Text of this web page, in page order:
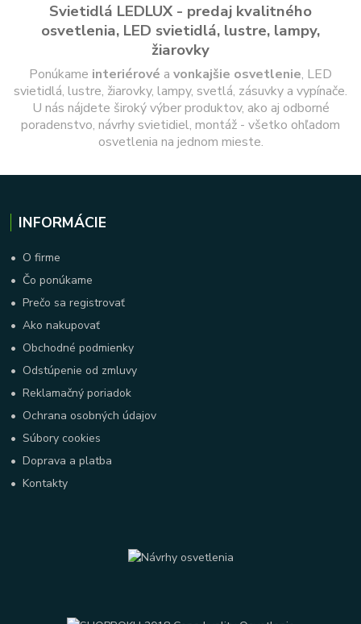
Svietidlá LEDLUX - predaj kvalitného
osvetlenia, LED svietidlá, lustre, lampy,
žiarovky
Ponúkame interiérové a vonkajšie osvetlenie, LED
svietidlá, lustre, žiarovky, lampy, svetlá, zásuvky a vypínače.
U nás nájdete široký výber produktov, ako aj odborné
poradenstvo, návrhy svietidiel, montáž - všetko ohľadom
osvetlenia na jednom mieste.
INFORMÁCIE
• O firme
• Čo ponúkame
•Prečo sa registrovať
•Ako nakupovať
• Obchodné podmienky
• Odstúpenie od zmluvy
•Reklamačný poriadok
• Ochrana osobných údajov
•Súbory cookies
•Doprava a platba
•Kontakty